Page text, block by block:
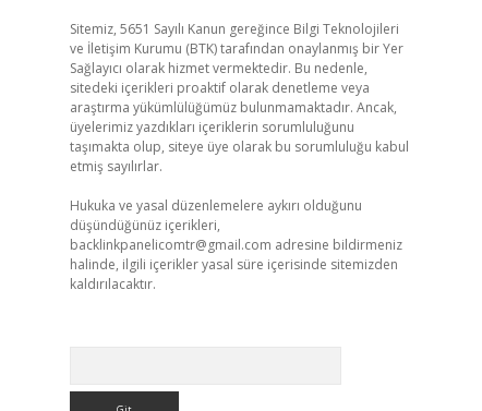
Sitemiz, 5651 Sayılı Kanun gereğince Bilgi Teknolojileri
ve İletişim Kurumu (BTK) tarafından onaylanmış bir Yer
Sağlayıcı olarak hizmet vermektedir. Bu nedenle,
sitedeki içerikleri proaktif olarak denetleme veya
araştırma yükümlülüğümüz bulunmamaktadır. Ancak,
üyelerimiz yazdıkları içeriklerin sorumluluğunu
taşımakta olup, siteye üye olarak bu sorumluluğu kabul
etmiş sayılırlar.
Hukuka ve yasal düzenlemelere aykırı olduğunu
düşündüğünüz içerikleri,
backlinkpanelicomtr@gmail.com adresine bildirmeniz
halinde, ilgili içerikler yasal süre içerisinde sitemizden
kaldırılacaktır.